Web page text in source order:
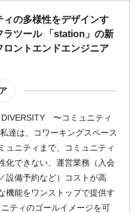
ィの多様性をデザインす
ツール 「station」の新
ントエンドエンジニア
DIVERSITY 〜コミュニティ
達は、コワーキングスペース
ュニティまで、コミュニティ
化できない、運営業務（入会
設備予約など）コストが高
機能をワンストップで提供す
ティのゴールイメージを可